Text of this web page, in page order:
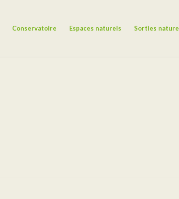
Conservatoire Espaces naturels Sorties nature